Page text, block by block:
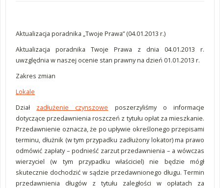
Aktualizacja poradnika „Twoje Prawa” (04.01.2013 r.)
Aktualizacja poradnika Twoje Prawa z dnia 04.01.2013 r.
uwzględnia w naszej ocenie stan prawny na dzień 01.01.2013 r.
Zakres zmian
Lokale
Dział zadłużenie czynszowe poszerzyliśmy o informacje
dotyczące przedawnienia roszczeń z tytułu opłat za mieszkanie.
Przedawnienie oznacza, że po upływie określonego przepisami
terminu, dłużnik (w tym przypadku zadłużony lokator) ma prawo
odmówić zapłaty – podnieść zarzut przedawnienia – a wówczas
wierzyciel (w tym przypadku właściciel) nie będzie mógł
skutecznie dochodzić w sądzie przedawnionego długu. Termin
przedawnienia długów z tytułu zaległości w opłatach za